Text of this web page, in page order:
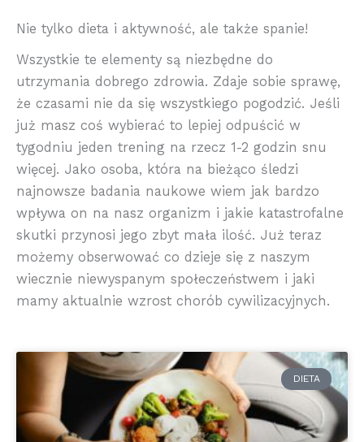
Nie tylko dieta i aktywność, ale także spanie!
Wszystkie te elementy są niezbędne do
utrzymania dobrego zdrowia. Zdaje sobie sprawę,
że czasami nie da się wszystkiego pogodzić. Jeśli
już masz coś wybierać to lepiej odpuścić w
tygodniu jeden trening na rzecz 1-2 godzin snu
więcej. Jako osoba, która na bieżąco śledzi
najnowsze badania naukowe wiem jak bardzo
wpływa on na nasz organizm i jakie katastrofalne
skutki przynosi jego zbyt mała ilość. Już teraz
możemy obserwować co dzieje się z naszym
wiecznie niewyspanym społeczeństwem i jaki
mamy aktualnie wzrost chorób cywilizacyjnych.
DIETA